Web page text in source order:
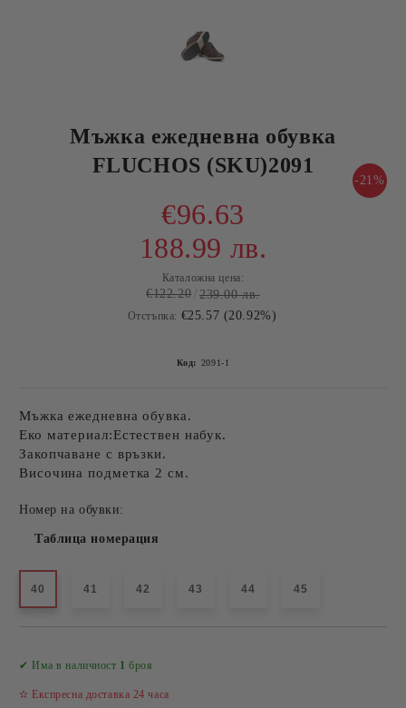
Мъжка ежедневна обувка
FLUCHOS (SKU)2091
-21%
€96.63
188.99 лв.
Каталожна цена:
€122.20 239.00 лв.
Отстъпка: €25.57 (20.92%)
Код: 2091-1
Мъжка ежедневна обувка.
Еко материал:Естествен набук.
Закопчаване с връзки.
Височина подметка 2 см.
Номер на обувки:
Таблица номерация
40 41 42 43 44 45
✔ Има в наличност 1 броя
✫ Експресна доставка 24 часа